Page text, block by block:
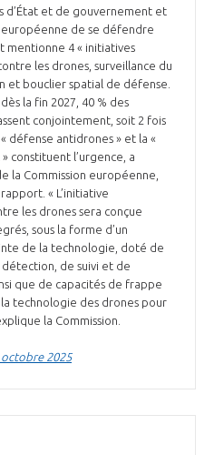
ADHÉRENTS
ET SPATIALE
ET SPATIALE
SUR LES RELATIONS ENTRE
FOURNISSEURS
DE LA FILIÈRE
d’État et de gouvernement et
de se défendre
mentionne 4 « initiatives
les drones, surveillance du
et bouclier spatial de défense.
la fin 2027, 40 % des
conjointement, soit 2 fois
défense antidrones » et la «
constituent l’urgence, a
la Commission européenne,
« L’initiative
les drones sera conçue
sous la forme d’un
de la technologie, doté de
de suivi et de
que de capacités de frappe
la technologie des drones pour
la Commission.
octobre 2025
d'adhérer au GIFAS.
données sectorielles,
...